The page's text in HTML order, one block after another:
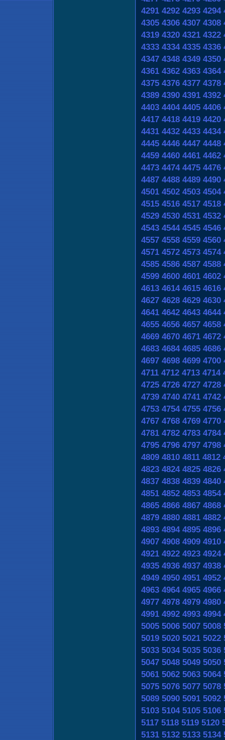
4291 4292 4293 4294
4305 4306 4307 4308
4319 4320 4321 4322
4333 4334 4335 4336
4347 4348 4349 4350
4361 4362 4363 4364
4375 4376 4377 4378
4389 4390 4391 4392
4403 4404 4405 4406
4417 4418 4419 4420
4431 4432 4433 4434
4445 4446 4447 4448
4459 4460 4461 4462
4473 4474 4475 4476
4487 4488 4489 4490
4501 4502 4503 4504
4515 4516 4517 4518
4529 4530 4531 4532
4543 4544 4545 4546
4557 4558 4559 4560
4571 4572 4573 4574
4585 4586 4587 4588
4599 4600 4601 4602
4613 4614 4615 4616
4627 4628 4629 4630
4641 4642 4643 4644
4655 4656 4657 4658
4669 4670 4671 4672
4683 4684 4685 4686
4697 4698 4699 4700
4711 4712 4713 4714
4725 4726 4727 4728
4739 4740 4741 4742
4753 4754 4755 4756
4767 4768 4769 4770
4781 4782 4783 4784
4795 4796 4797 4798
4809 4810 4811 4812
4823 4824 4825 4826
4837 4838 4839 4840
4851 4852 4853 4854
4865 4866 4867 4868
4879 4880 4881 4882
4893 4894 4895 4896
4907 4908 4909 4910
4921 4922 4923 4924
4935 4936 4937 4938
4949 4950 4951 4952
4963 4964 4965 4966
4977 4978 4979 4980
4991 4992 4993 4994
5005 5006 5007 5008
5019 5020 5021 5022
5033 5034 5035 5036
5047 5048 5049 5050
5061 5062 5063 5064
5075 5076 5077 5078
5089 5090 5091 5092
5103 5104 5105 5106
5117 5118 5119 5120
5131 5132 5133 5134